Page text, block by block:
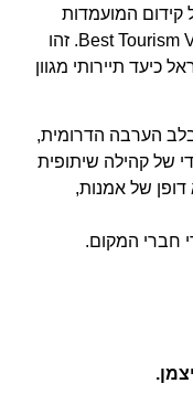
המועמדות
שהובילה לתואר היוקרתי Best Tourism Villages 2025. זהו
תיירותי מגוון
ומשתרע בלב הערבה הדרומית,
של קהילה שיתופית
של אמנות,